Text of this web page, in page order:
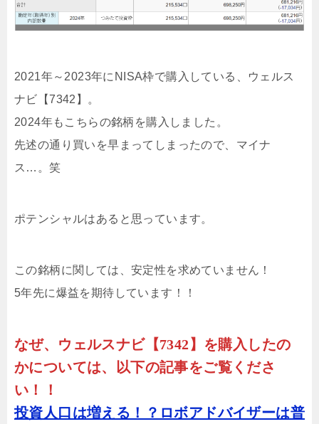
2021年～2023年にNISA枠で購入している、ウェルス
ナビ【7342】。
2024年もこちらの銘柄を購入しました。
先述の通り買いを早まってしまったので、マイナ
ス…。笑
ポテンシャルはあると思っています。
この銘柄に関しては、安定性を求めていません！
5年先に爆益を期待しています！！
なぜ、ウェルスナビ【7342】を購入したの
かについては、以下の記事をご覧くださ
い！！
投資人口は増える！？ロボアドバイザーは普